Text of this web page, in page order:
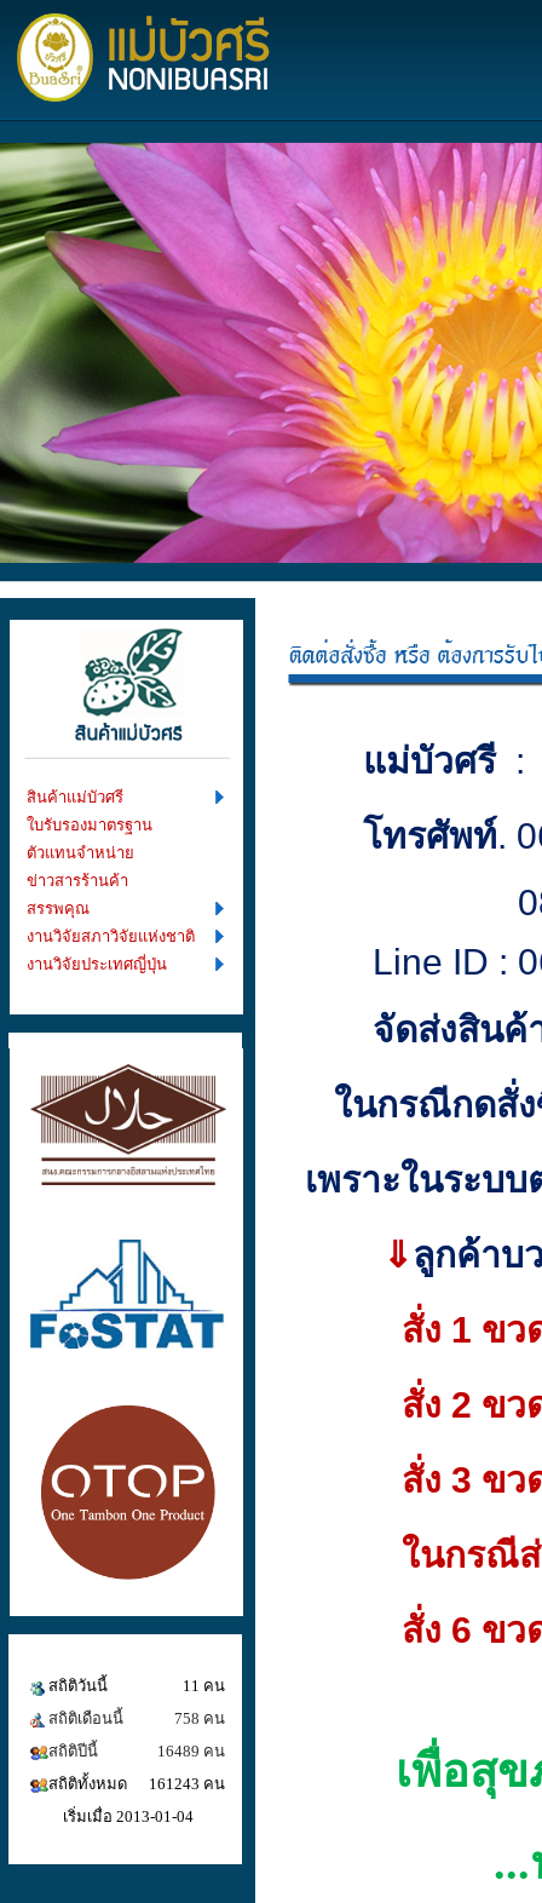
สินค้าแม่บัวศรี
ใบรับรองมาตรฐาน
ตัวแทนจำหน่าย
ข่าวสารร้านค้า
สรรพคุณ
งานวิจัยสภาวิจัยแห่งชาติ
งานวิจัยประเทศญี่ปุ่น
สถิติวันนี้
11 คน
สถิติเดือนนี้
758 คน
สถิติปีนี้
16489 คน
สถิติทั้งหมด
161243 คน
เริ่มเมื่อ 2013-01-04
แม่บัวศรี:
โทรศัพท์.
081-
Line ID :
จัดส่งสิน
ในกรณีกดสั่ง
เพราะในระบบ
⇓ลูกค้าบ
สั่ง 1 ขวด
สั่ง 2 ขวด
สั่ง 3 ขวด
ในกรณีส่งต่า
สั่ง 6 ขวด
เพื่อสุ